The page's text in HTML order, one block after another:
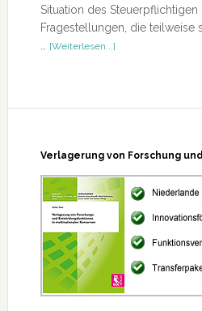
Situation des
Fragestellungen, die teilweise
[Weiterlesen...]
Verlagerung von Forschung